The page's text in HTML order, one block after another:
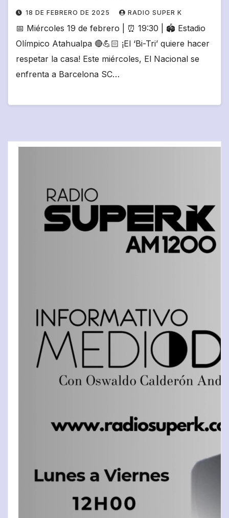
18 DE FEBRERO DE 2025 RADIO SUPER K
📅 Miércoles 19 de febrero | ⏰ 19:30 | 🏟️ Estadio
Olímpico Atahualpa 🔴💪🏻 ¡El ‘Bi-Tri’ quiere hacer
respetar la casa! Este miércoles, El Nacional se
enfrenta a Barcelona SC…